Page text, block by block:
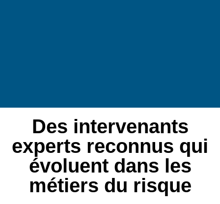
Des intervenants
experts reconnus qui
évoluent dans les
métiers du risque